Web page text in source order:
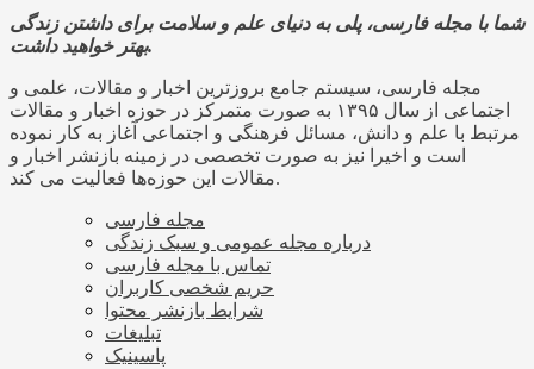
شما با مجله فارسی، پلی به دنیای علم و سلامت برای داشتن زندگی
بهتر خواهید داشت.
مجله فارسی، سیستم جامع بروزترین اخبار و مقالات، علمی و
اجتماعی از سال ۱۳۹۵ به صورت متمرکز در حوزه اخبار و مقالات
مرتبط با علم و دانش، مسائل فرهنگی و اجتماعی آغاز به کار نموده
است و اخیرا نیز به صورت تخصصی در زمینه بازنشر اخبار و
مقالات این حوزه‌ها فعالیت می کند.
مجله فارسی
درباره مجله عمومی و سبک زندگی
تماس با مجله فارسی
حریم شخصی کاربران
شرایط بازنشر محتوا
تبلیغات
پاسینیک